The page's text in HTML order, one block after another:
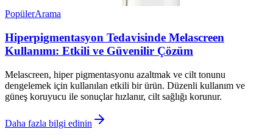
PopülerArama
Hiperpigmentasyon Tedavisinde Melascreen
Kullanımı: Etkili ve Güvenilir Çözüm
Melascreen, hiper pigmentasyonu azaltmak ve cilt tonunu
dengelemek için kullanılan etkili bir ürün. Düzenli kullanım ve
güneş koruyucu ile sonuçlar hızlanır, cilt sağlığı korunur.
Daha fazla bilgi edinin